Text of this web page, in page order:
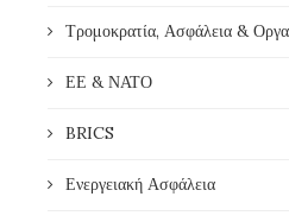
Τρομοκρατία, Ασφάλεια &
ΕΕ & ΝΑΤΟ
BRICS
Ενεργειακή Ασφάλεια